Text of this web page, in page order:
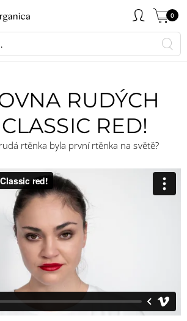
0
RUDÝCH
RED!
rtěnka byla první rtěnka na světě?